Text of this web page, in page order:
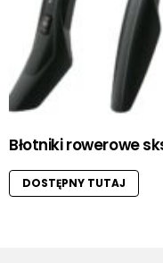
Błotniki rowerowe
DOSTĘPNY TUTAJ